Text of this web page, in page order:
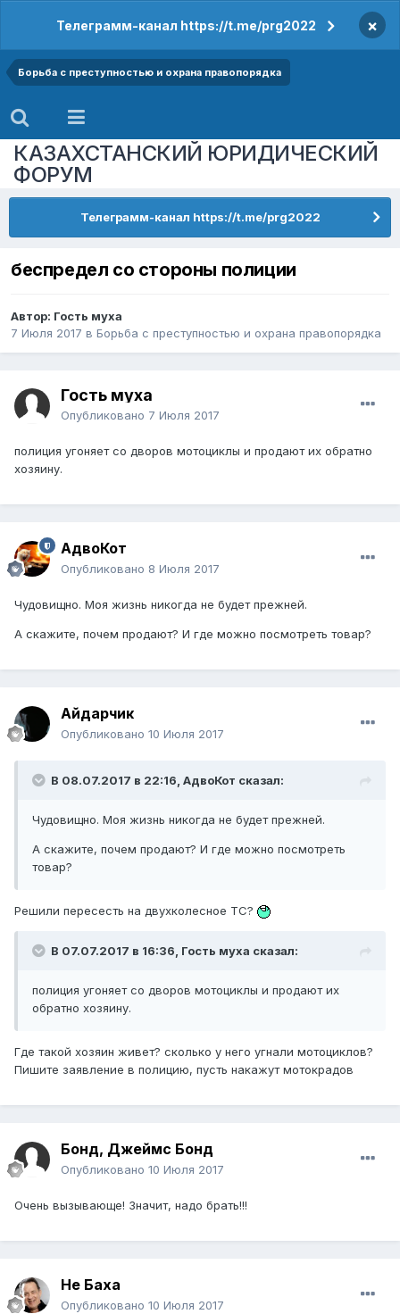
Телеграмм-канал https://t.me/prg2022 ×
Борьба с преступностью и охрана правопорядка
КАЗАХСТАНСКИЙ ЮРИДИЧЕСКИЙ
ФОРУМ
Телеграмм-канал https://t.me/prg2022
беспредел со стороны полиции
Автор: Гость муха
7 Июля 2017 в Борьба с преступностью и охрана правопорядка
Гость муха
Опубликовано 7 Июля 2017
полиция угоняет со дворов мотоциклы и продают их обратно
хозяину.
АдвоКот
Опубликовано 8 Июля 2017
Чудовищно. Моя жизнь никогда не будет прежней.
А скажите, почем продают? И где можно посмотреть товар?
Айдарчик
Опубликовано 10 Июля 2017
В 08.07.2017 в 22:16, АдвоКот сказал:
Чудовищно. Моя жизнь никогда не будет прежней.
А скажите, почем продают? И где можно посмотреть
товар?
Решили пересесть на двухколесное ТС?
В 07.07.2017 в 16:36, Гость муха сказал:
полиция угоняет со дворов мотоциклы и продают их
обратно хозяину.
Где такой хозяин живет? сколько у него угнали мотоциклов?
Пишите заявление в полицию, пусть накажут мотокрадов
Бонд, Джеймс Бонд
Опубликовано 10 Июля 2017
Очень вызывающе! Значит, надо брать!!!
Не Баха
Опубликовано 10 Июля 2017